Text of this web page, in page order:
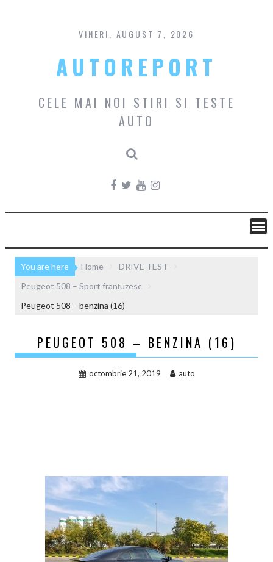
content
VINERI, AUGUST 7, 2026
AUTOREPORT
CELE MAI NOI STIRI SI TESTE
AUTO
You are here Home
DRIVE TEST
Peugeot 508 – Sport franțuzesc
Peugeot 508 – benzina (16)
PEUGEOT 508 – BENZINA (16)
octombrie 21, 2019 auto